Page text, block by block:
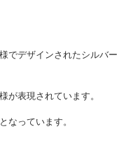
でデザインされたシルバー
が表現されています。
なっています。